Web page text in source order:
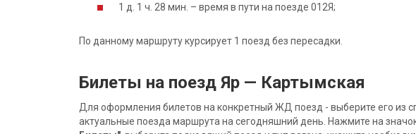
1 д. 1 ч. 28 мин. – время в пути на поезде 012Я;
По данному маршруту курсирует 1 поезд без пересадки.
Билеты на поезд Яр — Картымская
Для оформления билетов на конкретный ЖД поезд - выберите его из
актуальные поезда маршрута на сегодняшний день. Нажмите на